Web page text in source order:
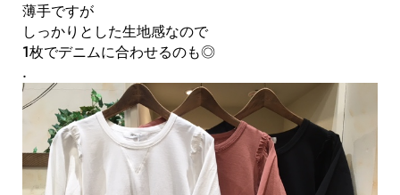
薄手ですが
しっかりとした生地感なので
1枚でデニムに合わせるのも◎
.